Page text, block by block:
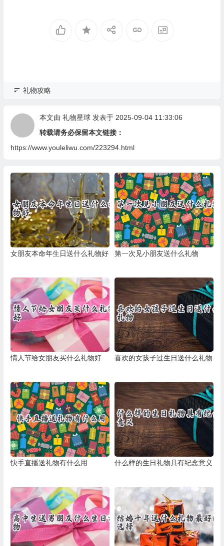
礼物攻略
本文由 礼物星球发表于 2025-09-04 11:33:06
转载请务必保留本文链接：
https://www.youleliwu.com/223294.html
女朋友本命年生日送什么礼物好 第一次见小朋友送什么礼物
情人节给女朋友买什么礼物好 喜欢的女孩子过生日送什么礼物
快手直播送礼物有什么用 什么样的生日礼物具有纪念意义